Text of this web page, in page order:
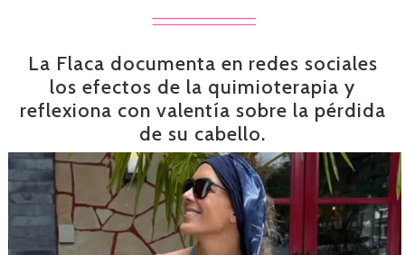
La Flaca documenta en redes sociales
los efectos de la quimioterapia y
reflexiona con valentía sobre la pérdida
de su cabello.